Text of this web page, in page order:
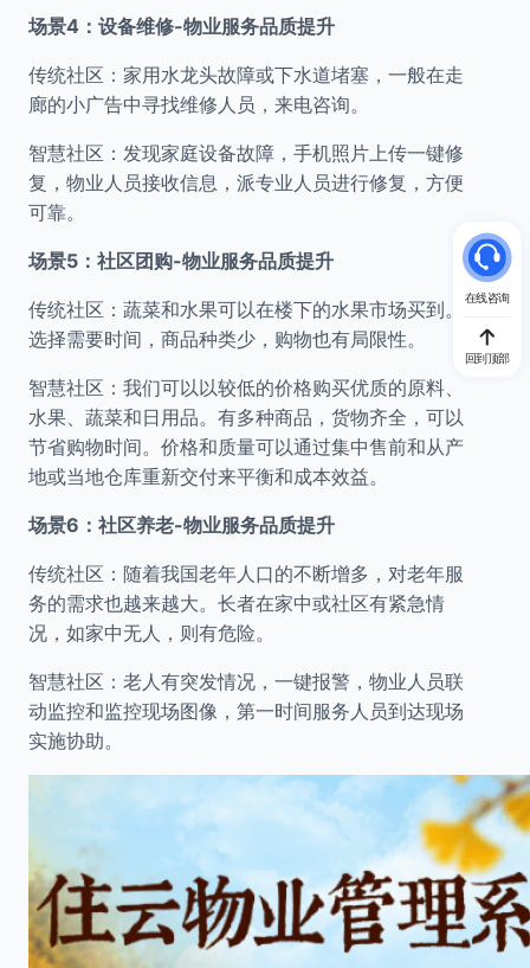
场景4：设备维修-物业服务品质提升
传统社区：家用水龙头故障或下水道堵塞，一般在走
廊的小广告中寻找维修人员，来电咨询。
智慧社区：发现家庭设备故障，手机照片上传一键修
复，物业人员接收信息，派专业人员进行修复，方便
可靠。
场景5：社区团购-物业服务品质提升
传统社区：蔬菜和水果可以在楼下的水果市场买到。
选择需要时间，商品种类少，购物也有局限性。
智慧社区：我们可以以较低的价格购买优质的原料、
水果、蔬菜和日用品。有多种商品，货物齐全，可以
节省购物时间。价格和质量可以通过集中售前和从产
地或当地仓库重新交付来平衡和成本效益。
场景6：社区养老-物业服务品质提升
传统社区：随着我国老年人口的不断增多，对老年服
务的需求也越来越大。长者在家中或社区有紧急情
况，如家中无人，则有危险。
智慧社区：老人有突发情况，一键报警，物业人员联
动监控和监控现场图像，第一时间服务人员到达现场
实施协助。
在线咨询
回到顶部